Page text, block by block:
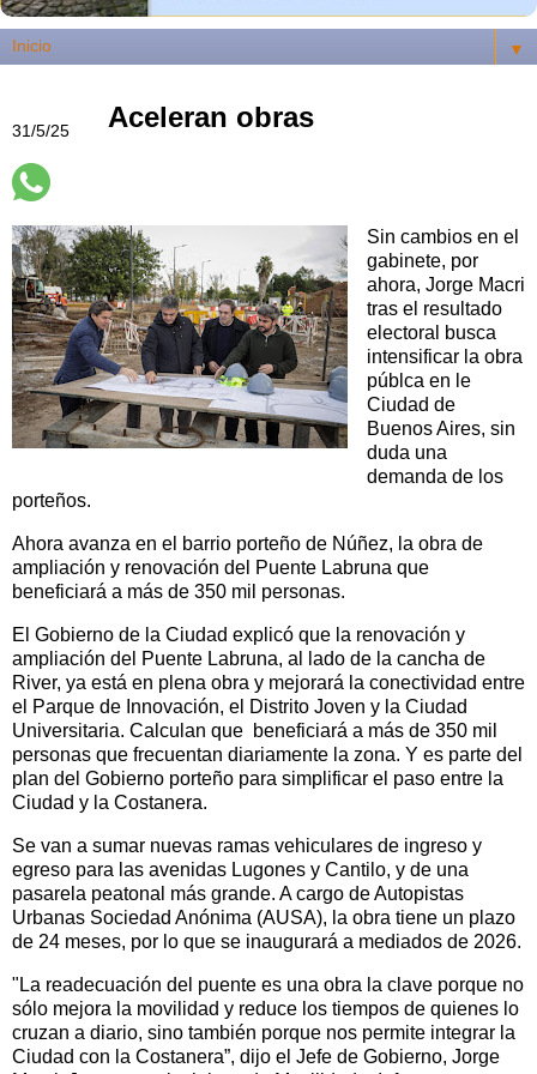
▼
31/5/25 Aceleran obras
Sin cambios en el
gabinete, por
ahora, Jorge Macri
tras el resultado
electoral busca
intensificar la obra
públca en le
Ciudad de
Buenos Aires, sin
duda una
demanda de los
porteños.
Ahora avanza en el barrio porteño de Núñez, la obra de
ampliación y renovación del Puente Labruna que
beneficiará a más de 350 mil personas.
El Gobierno de la Ciudad explicó que la renovación y
ampliación del Puente Labruna, al lado de la cancha de
River, ya está en plena obra y mejorará la conectividad entre
el Parque de Innovación, el Distrito Joven y la Ciudad
Universitaria. Calculan que beneficiará a más de 350 mil
personas que frecuentan diariamente la zona. Y es parte del
plan del Gobierno porteño para simplificar el paso entre la
Ciudad y la Costanera.
Se van a sumar nuevas ramas vehiculares de ingreso y
egreso para las avenidas Lugones y Cantilo, y de una
pasarela peatonal más grande. A cargo de Autopistas
Urbanas Sociedad Anónima (AUSA), la obra tiene un plazo
de 24 meses, por lo que se inaugurará a mediados de 2026.
"La readecuación del puente es una obra la clave porque no
sólo mejora la movilidad y reduce los tiempos de quienes lo
cruzan a diario, sino también porque nos permite integrar la
Ciudad con la Costanera”, dijo el Jefe de Gobierno, Jorge